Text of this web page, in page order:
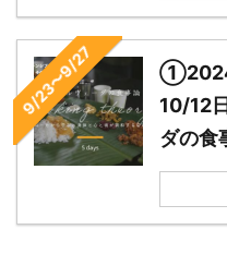
9/23〜9/27
①2024
10/12
ダの食